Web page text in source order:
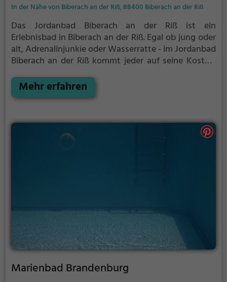
In der Nähe von Biberach an der Riß, 88400 Biberach an der Riß
Das Jordanbad Biberach an der Riß ist ein
Erlebnisbad in Biberach an der Riß.Egal ob jung oder
alt, Adrenalinjunkie oder Wasserratte - im Jordanbad
Biberach an der Riß kommt jeder auf seine Kosten.
oder einfach mit Freunden ist das Jordanbad
Biberach an der Riß genau die richtige Adresse.
Mehr erfahren
Marienbad Brandenburg